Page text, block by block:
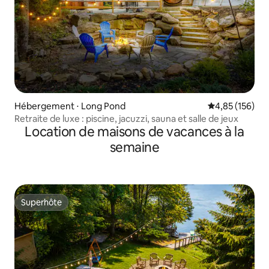
Hébergement ⋅ Long Pond Évaluation
4,85 (156)
Retraite de luxe : piscine, jacuzzi, sauna et salle de jeux
Location de maisons de vacances à la
semaine
Superhôte
Superhôte